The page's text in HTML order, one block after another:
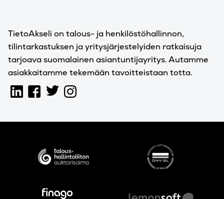
TietoAkseli on talous- ja henkilöstöhallinnon,
tilintarkastuksen ja yritysjärjestelyiden ratkaisuja
tarjoava suomalainen asiantuntijayritys. Autamme
asiakkaitamme tekemään tavoitteistaan totta.